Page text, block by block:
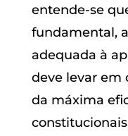
entende-se
fundamental,
adequada à
deve levar em
da máxima